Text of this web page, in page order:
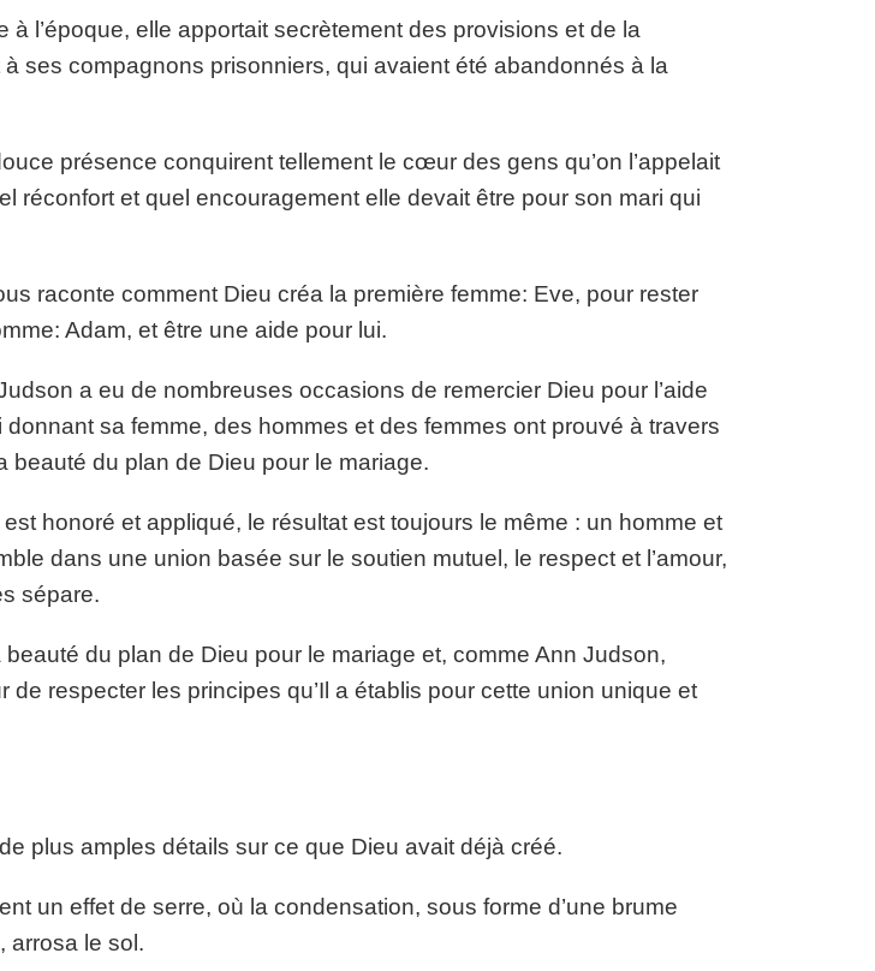
à l’époque, elle apportait secrètement des provisions et de la
à ses compagnons prisonniers, qui avaient été abandonnés à la
présence conquirent tellement le cœur des gens qu’on l’appelait
réconfort et quel encouragement elle devait être pour son mari qui
raconte comment Dieu créa la première femme: Eve, pour rester
Adam, et être une aide pour lui.
a eu de nombreuses occasions de remercier Dieu pour l’aide
donnant sa femme, des hommes et des femmes ont prouvé à travers
beauté du plan de Dieu pour le mariage.
honoré et appliqué, le résultat est toujours le même : un homme et
dans une union basée sur le soutien mutuel, le respect et l’amour,
sépare.
beauté du plan de Dieu pour le mariage et, comme Ann Judson,
respecter les principes qu’Il a établis pour cette union unique et
plus amples détails sur ce que Dieu avait déjà créé.
un effet de serre, où la condensation, sous forme d’une brume
arrosa le sol.